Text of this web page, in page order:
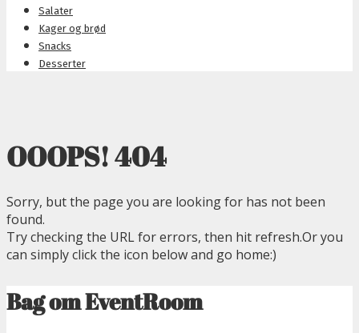
Salater
Kager og brød
Snacks
Desserter
OOOPS! 404
Sorry, but the page you are looking for has not been
found.
Try checking the URL for errors, then hit refresh.Or you
can simply click the icon below and go home:)
Bag om EventRoom